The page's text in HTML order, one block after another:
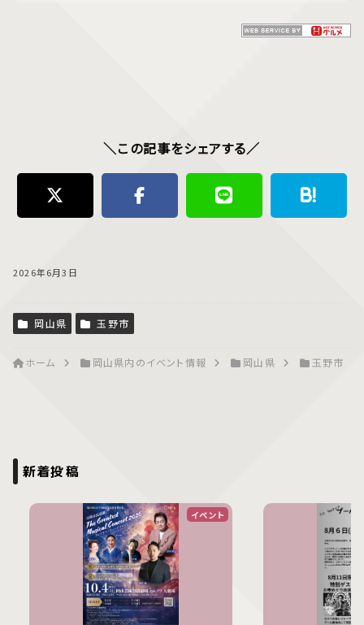
＼この記事をシェアする／
2026年6月3日
岡山県 玉野市
ホーム 岡山県内のイベント情報 岡山県 玉野市
新着投稿
イベント